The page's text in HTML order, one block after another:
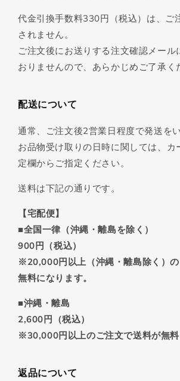
代金引換手数料330円（税込）は、ご
されません。
ご注文後にお送りする注文確認メール
おりませんので、あらかじめご了承く
配送について
通常、ご注文後2営業日程度で発送をい
お品物受け取りの日時に関しては、カ
定欄からご指定ください。
送料は下記の通りです。
【宅配便】
■全国一律（沖縄・離島を除く）
900円（税込）
※20,000円以上（沖縄・離島除く）
無料になります。
■沖縄・離島
2,600円（税込）
※30,000円以上のご注文で送料が無料
返品について